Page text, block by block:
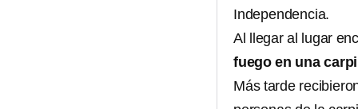
Independencia.
Al llegar al lugar
fuego en una
Más tarde